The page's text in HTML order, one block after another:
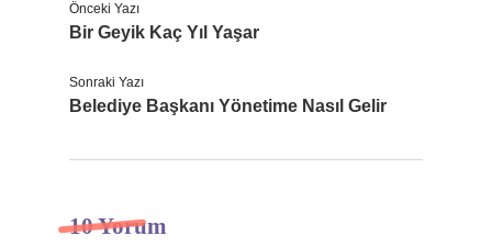
Önceki Yazı
Bir Geyik Kaç Yıl Yaşar
Sonraki Yazı
Belediye Başkanı Yönetime Nasıl Gelir
10 Yorum